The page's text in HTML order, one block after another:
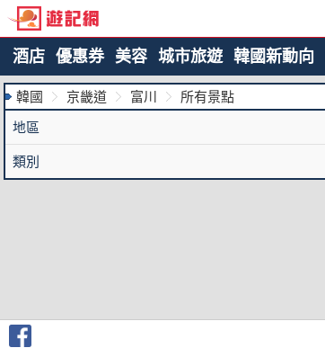
酒店 優惠券 美容 城市旅遊 韓國新動向
韓國 京畿道 富川
所有景點
地區
類別